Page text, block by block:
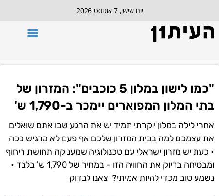
יום שישי, 7 אוגוסט 2026
"כמו לישון במלון 5 כוכבים": המזרון של
בתי המלון המפוארים יימכר ב-1,790 ש'
אחרי לילה במלון יוקרתי תמיד יש את הרגע שבו אתם שואלים
את עצמכם למה בבית המזרון שלכם אף פעם לא מרגיש ככה
• כעת יש מזרון ישראלי עם טכנולוגיה שמעניקה תחושת ריחוף
ומבטיחה בדיוק את החוויה הזו – במחיר של 1,790 ש' בלבד •
נשמע טוב מכדי להיות אמיתי? יצאנו לבדוק